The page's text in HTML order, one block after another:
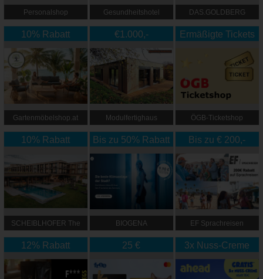
Personalshop
Gesundheitshotel
Großpertholz
DAS.GOLDBERG
10% Rabatt
Gartenmöbelshop.at
€1.000,-
Gutschein
Modulfertighaus
Ermäßigte Tickets
ÖGB-Ticketshop
10% Rabatt
SCHEIBLHOFER The
Bis zu 50% Rabatt
BIOGENA
Bis zu € 200,-
Rabatt
EF Sprachreisen
12% Rabatt
25 €
3x Nuss-Creme
Gratis*